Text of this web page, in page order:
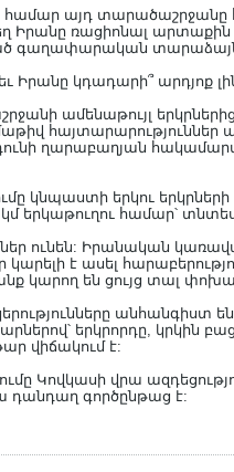
այդ տարածաշրջանը
Իրանը ռացիոնալ
գաղափարական
կդադարի՞ արդյոք
ամենաթույլ
ղարաբաղյան
կնպաստի երկու
երկաթուղու համար՝
ունեն: Իրանական
կարելի է ասել
կարող են ցույց տալ
անհանգիստ
երկրորդը, կրկին
վիճակում է:
Կովկասի վրա
դանդաղ գործընթաց է: